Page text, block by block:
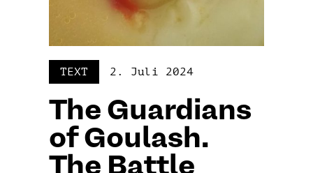
TEXT 2. Juli 2024
The Guardians
of Goulash.
The Battle